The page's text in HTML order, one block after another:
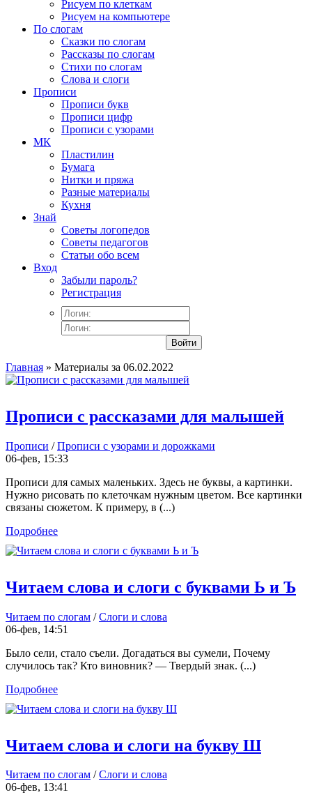
Рисуем по клеткам
Рисуем на компьютере
По слогам
Сказки по слогам
Рассказы по слогам
Стихи по слогам
Слова и слоги
Прописи
Прописи букв
Прописи цифр
Прописи с узорами
МК
Пластилин
Бумага
Нитки и пряжа
Разные материалы
Кухня
Знай
Советы логопедов
Советы педагогов
Статьи обо всем
Вход
Забыли пароль?
Регистрация
Войти
Главная » Материалы за 06.02.2022
Прописи с рассказами для малышей
Прописи /Прописи с узорами и дорожками
06-фев, 15:33
Прописи для самых маленьких. Здесь не буквы, а картинки.
Нужно рисовать по клеточкам нужным цветом. Все картинки
связаны сюжетом. К примеру, в (...)
Подробнее
Читаем слова и слоги с буквами Ь и Ъ
Читаем по слогам /Слоги и слова
06-фев, 14:51
Было сели, стало съели. Догадаться вы сумели, Почему
случилось так? Кто виновник? — Твердый знак. (...)
Подробнее
Читаем слова и слоги на букву Ш
Читаем по слогам /Слоги и слова
06-фев, 13:41